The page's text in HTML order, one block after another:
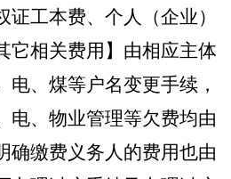
工本费、个人（企业）
它相关费用】由相应主体
、煤等户名变更手续，
电、物业管理等欠费均由
确缴费义务人的费用也由